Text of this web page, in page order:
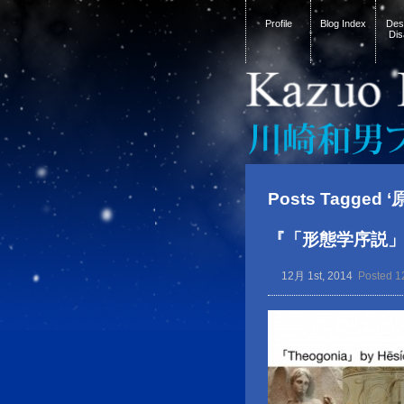
Profile Blog Index
Posts Tagged ‘
『「形態学序説
12月 1st, 2014 Posted